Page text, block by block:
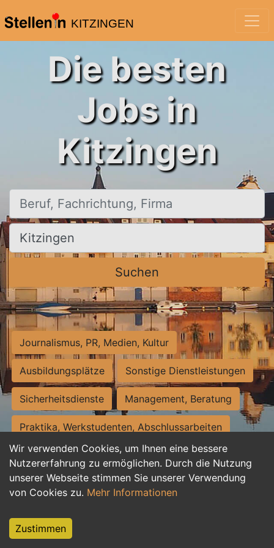
KITZINGEN
Wir verwenden Cookies, um Ihnen eine bessere
Nutzererfahrung zu ermöglichen. Durch die Nutzung
unserer Webseite stimmen Sie unserer Verwendung
von Cookies zu. Mehr Informationen
Zustimmen
Die besten
Jobs in
Kitzingen
Beruf, Fachrichtung, Firma
Ort, Stadt
Suchen
Journalismus, PR, Medien, Kultur
Ausbildungsplätze Sonstige Dienstleistungen
Sicherheitsdienste Management, Beratung
Praktika, Werkstudenten, Abschlussarbeiten
Personalwesen Assistenz, Sekretariat
Hilfskräfte, Aushilfs- und Nebenjobs
Weiterbildung, Studium, duale Ausbildung